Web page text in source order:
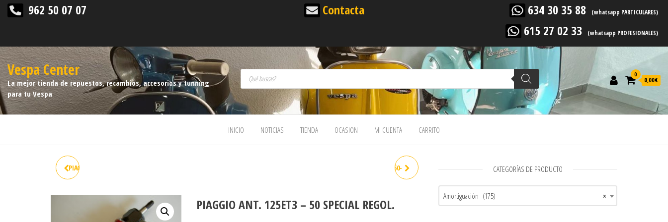
962 50 07 07 Contacta 634 30 35 88 (whatsapp PARTICULARES)
615 27 02 33 (whatsapp PROFESIONALES)
Vespa Center
La mejor tienda de repuestos, recambios, accesorios y tunning
para tu Vespa
Búsqueda de productos 0
0,00€
INICIO NOTICIAS TIENDA OCASION MI CUENTA CARRITO
PIAGGIO ANT. PX 125 T5 / PX E
REGOL.
PIAGGIO POST. PX E 125-150-
PIAGGIO ANT. 125ET3 – 50 SPECIAL REGOL.
CATEGORÍAS DE PRODUCTO
×
Amortiguación (175)